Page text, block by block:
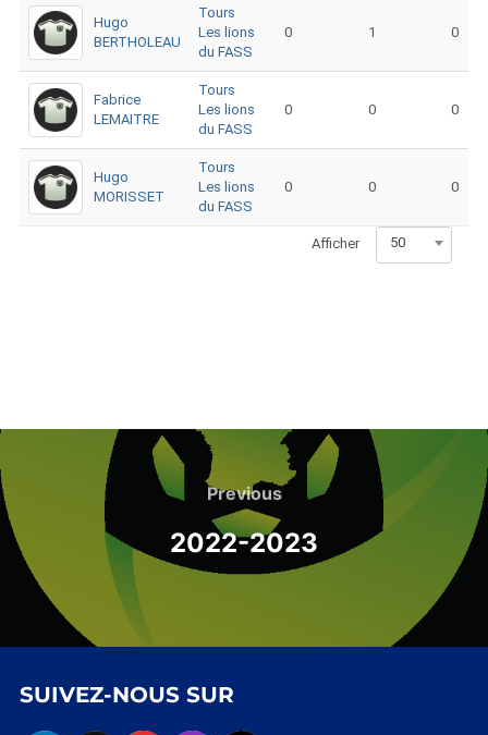
Hugo
BERTHOLEAU
Tours
Les lions
du FASS
0 1 0
Fabrice
LEMAITRE
Tours
Les lions
du FASS
0 0 0
Hugo
MORISSET
Tours
Les lions
du FASS
0 0 0
Afficher 50
Navigation
de
l’article
Previous
Previous
2022-2023
SUIVEZ-NOUS SUR